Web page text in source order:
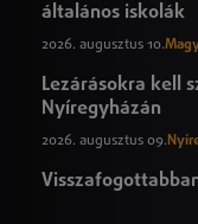
általános iskolák
2026. augusztus 10.
Lezárásokra kell
Nyíregyházán
2026. augusztus 09.